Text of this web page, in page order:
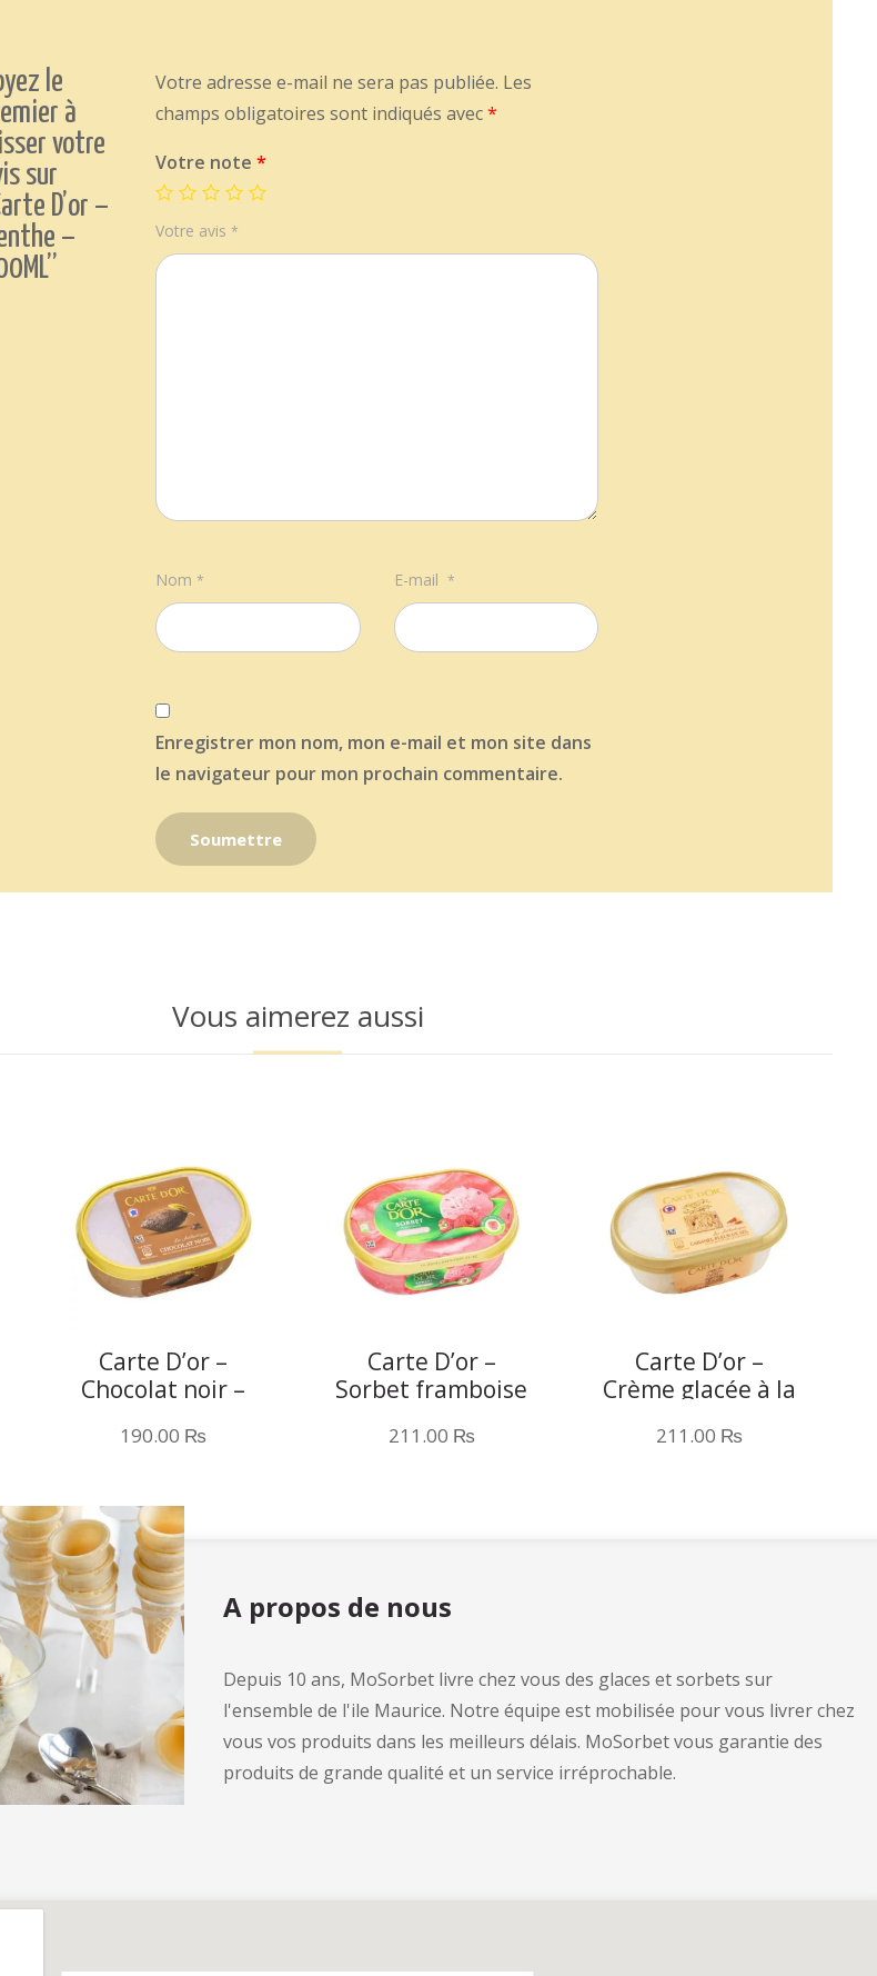
le
à
votre
sur
D’or –
–
Votre adresse e-mail ne sera pas publiée. Les
champs obligatoires sont indiqués avec*
Votre note *
Votre avis *
Nom * E-mail *
Enregistrer mon nom, mon e-mail et mon site dans
le navigateur pour mon prochain commentaire.
Vous aimerez aussi
Carte D’or –
Chocolat noir –
190.00 ₨
Carte D’or –
Sorbet framboise
211.00 ₨
Carte D’or –
Crème glacée à la
900ML
211.00 ₨
A propos de nous
Depuis 10 ans, MoSorbet livre chez vous des glaces et sorbets sur
l'ensemble de l'ile Maurice. Notre équipe est mobilisée pour vous livrer chez
vous vos produits dans les meilleurs délais. MoSorbet vous garantie des
produits de grande qualité et un service irréprochable.